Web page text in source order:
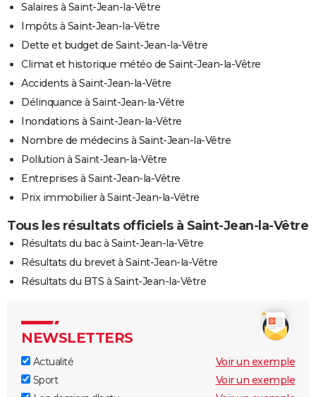
Salaires à Saint-Jean-la-Vêtre
Impôts à Saint-Jean-la-Vêtre
Dette et budget de Saint-Jean-la-Vêtre
Climat et historique météo de Saint-Jean-la-Vêtre
Accidents à Saint-Jean-la-Vêtre
Délinquance à Saint-Jean-la-Vêtre
Inondations à Saint-Jean-la-Vêtre
Nombre de médecins à Saint-Jean-la-Vêtre
Pollution à Saint-Jean-la-Vêtre
Entreprises à Saint-Jean-la-Vêtre
Prix immobilier à Saint-Jean-la-Vêtre
Tous les résultats officiels à Saint-Jean-la-Vêtre
Résultats du bac à Saint-Jean-la-Vêtre
Résultats du brevet à Saint-Jean-la-Vêtre
Résultats du BTS à Saint-Jean-la-Vêtre
NEWSLETTERS
Actualité
Voir un exemple
Sport
Voir un exemple